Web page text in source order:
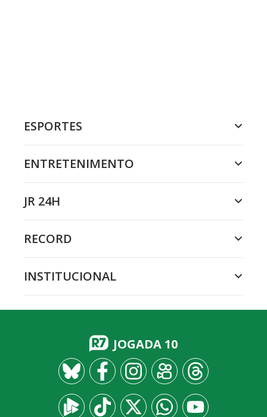
ESPORTES
ENTRETENIMENTO
JR 24H
RECORD
INSTITUCIONAL
JOGADA 10